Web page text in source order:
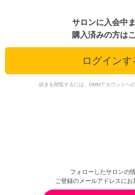
サロンに入会中
購入済みの方は
ログインす
続きを閲覧するには、DMMアカウントへ
フォローしたサロンの情
ご登録のメールアドレスにお